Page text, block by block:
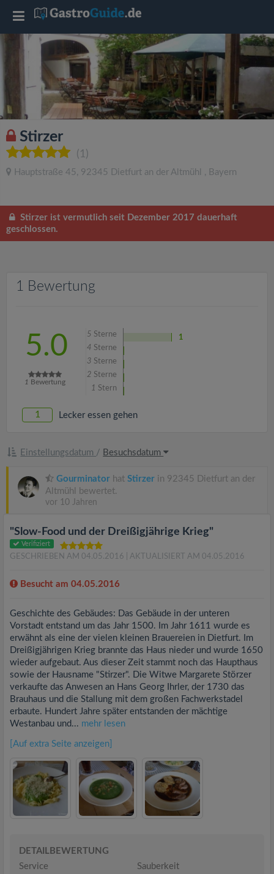
Stirzer
(1)
Hauptstraße 45 , 92345 Dietfurt an der Altmühl , Bayern
Stirzer ist vermutlich seit Dezember 2017 dauerhaft
geschlossen.
1 Bewertung
5.0
1 Bewertung
5 Sterne
1
4 Sterne
3 Sterne
2 Sterne
1 Stern
1 Lecker essen gehen
Einstellungsdatum / Besuchsdatum
Gourminator hat Stirzer in 92345 Dietfurt an der
Altmühl bewertet.
vor 10 Jahren
"Slow-Food und der Dreißigjährige Krieg"
Verifiziert
GESCHRIEBEN AM 04.05.2016 | AKTUALISIERT AM 04.05.2016
Besucht am 04.05.2016
Geschichte des Gebäudes: Das Gebäude in der unteren
Vorstadt entstand um das Jahr 1500. Im Jahr 1611 wurde es
erwähnt als eine der vielen kleinen Brauereien in Dietfurt. Im
Dreißigjährigen Krieg brannte das Haus nieder und wurde 1650
wieder aufgebaut. Aus dieser Zeit stammt noch das Haupthaus
sowie der Hausname "Stirzer". Die Witwe Margarete Störzer
verkaufte das Anwesen an Hans Georg Ihrler, der 1730 das
Brauhaus und die Stallung mit dem großen Fachwerkstadel
erbaute. Hundert Jahre später entstanden der mächtige
Westanbau und... mehr lesen
[Auf extra Seite anzeigen]
DETAILBEWERTUNG
Service
Sauberkeit
T
g
l
e
a
g
a